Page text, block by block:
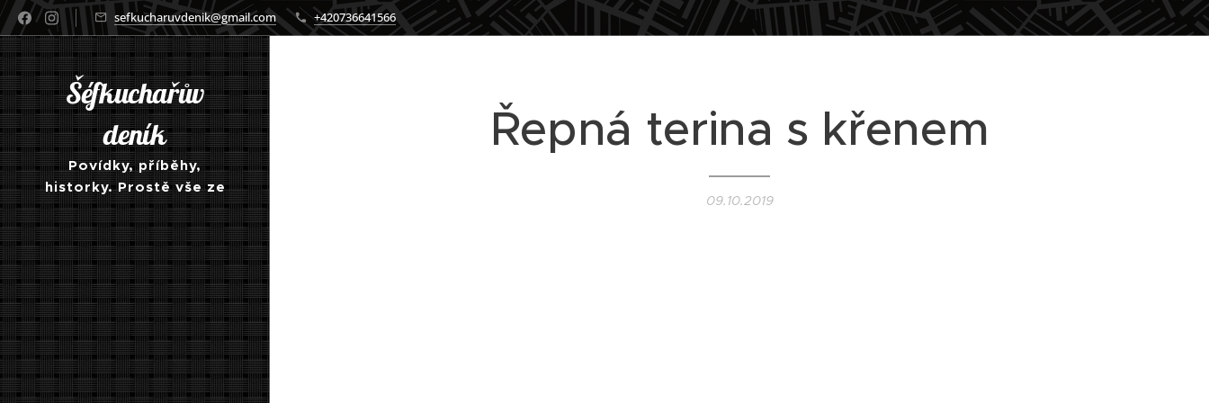
sefkucharuvdenik@gmail.com +420736641566
Šéfkuchařův
deník
Povídky, příběhy,
historky. Prostě vše ze
světa kuchyně a
gastronomie obecně
Řepná terina s křenem
09.10.2019